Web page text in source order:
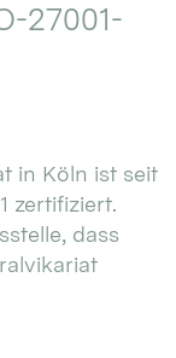
27001-
in Köln ist seit
zertifiziert.
dass